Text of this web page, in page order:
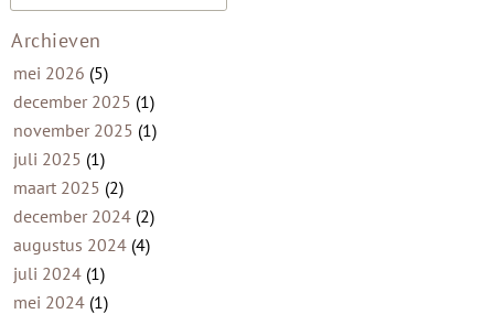
Archieven
mei 2026 (5)
december 2025 (1)
november 2025 (1)
juli 2025 (1)
maart 2025 (2)
december 2024(2)
augustus 2024(4)
juli 2024(1)
mei 2024(1)